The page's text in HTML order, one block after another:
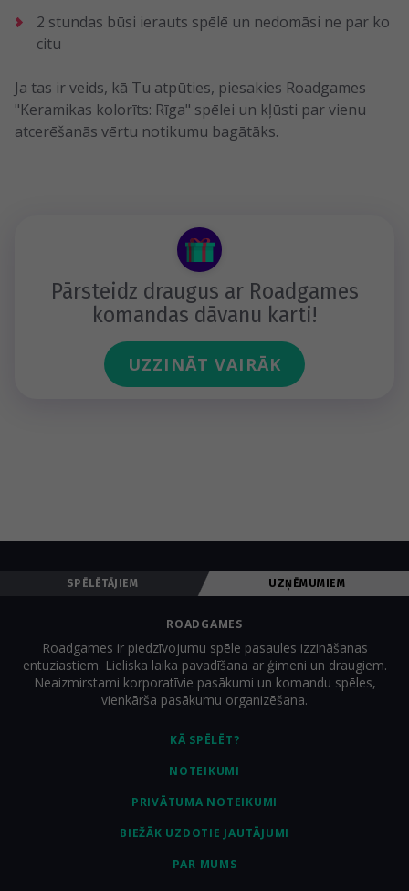
2 stundas būsi ierauts spēlē un nedomāsi ne par ko
citu
Ja tas ir veids, kā Tu atpūties, piesakies Roadgames
"Keramikas kolorīts: Rīga" spēlei un kļūsti par vienu
atcerēšanās vērtu notikumu bagātāks.
Pārsteidz draugus ar Roadgames
komandas dāvanu karti!
UZZINĀT VAIRĀK
SPĒLĒTĀJIEM UZŅĒMUMIEM
KĀ SPĒLĒT?
NOTEIKUMI
PRIVĀTUMA NOTEIKUMI
BIEŽĀK UZDOTIE JAUTĀJUMI
PAR MUMS
ROADGAMES
Roadgames ir piedzīvojumu spēle pasaules izzināšanas
entuziastiem. Lieliska laika pavadīšana ar ģimeni un draugiem.
Neaizmirstami korporatīvie pasākumi un komandu spēles,
vienkārša pasākumu organizēšana.